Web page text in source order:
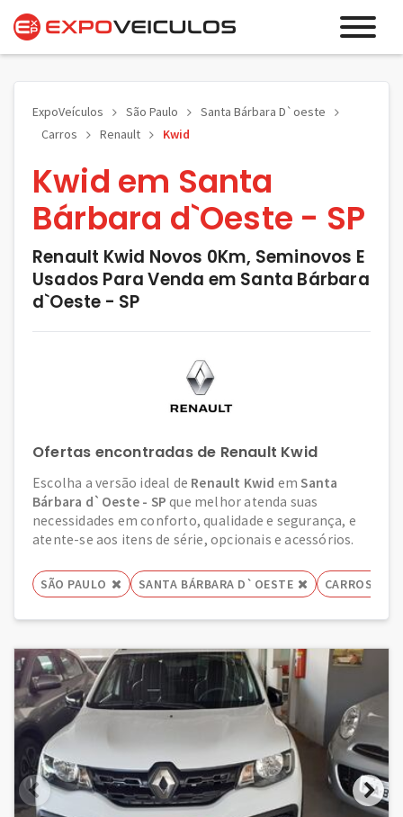
ExpoVeículos São Paulo
Santa Bárbara D`oeste
Carros
Renault Kwid
Kwid em Santa
Bárbara d`Oeste - SP
Renault Kwid Novos 0Km, Seminovos E
Usados Para Venda em Santa Bárbara
d`Oeste - SP
Ofertas encontradas de Renault Kwid
Escolha a versão ideal de Renault Kwid emSanta
Bárbara d`Oeste - SP que melhor atenda suas
necessidades em conforto, qualidade e segurança, e
atente-se aos itens de série, opcionais e acessórios.
SÃO PAULO SANTA BÁRBARA D`OESTE CARROS